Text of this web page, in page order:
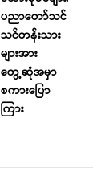
ပညာတော်သင်
သင်တန်းသား
များအား
တွေ့ဆုံအမှာ
စကားပြော
ကြား